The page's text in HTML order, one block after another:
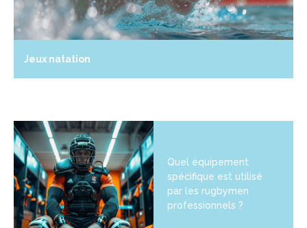
Jeux natation
Quel équipement
spécifique est utilisé
par les rugbymen
professionnels ?